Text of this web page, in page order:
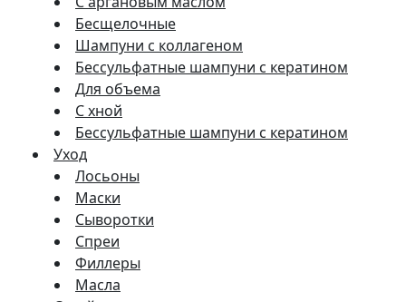
Бесщелочные
Шампуни с коллагеном
Бессульфатные шампуни с кератином
Для объема
С хной
Бессульфатные шампуни с кератином
Уход
Лосьоны
Маски
Сыворотки
Спреи
Филлеры
Масла